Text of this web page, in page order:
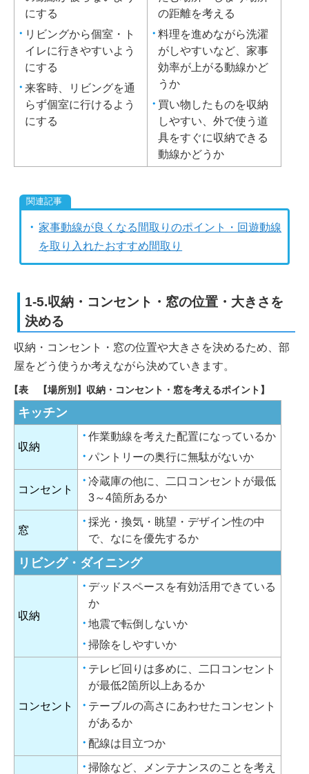
にする
リビングから個室・ト
イレに行きやすいよう
にする
来客時、リビングを通
らず個室に行けるよう
にする
の距離を考える
料理を進めながら洗濯
がしやすいなど、家事
効率が上がる動線かど
うか
買い物したものを収納
しやすい、外で使う道
具をすぐに収納できる
動線かどうか
家事動線が良くなる間取りのポイント・回遊動線
を取り入れたおすすめ間取り
1-5.収納・コンセント・窓の位置・大きさを
決める
収納・コンセント・窓の位置や大きさを決めるため、部
屋をどう使うか考えながら決めていきます。
【表 【場所別】収納・コンセント・窓を考えるポイント】
キッチン
収納
作業動線を考えた配置になっているか
パントリーの奥行に無駄がないか
コンセント
冷蔵庫の他に、二口コンセントが最低
3～4箇所あるか
窓
採光・換気・眺望・デザイン性の中
で、なにを優先するか
リビング・ダイニング
収納
デッドスペースを有効活用できている
か
地震で転倒しないか
掃除をしやすいか
コンセント
テレビ回りは多めに、二口コンセント
が最低2箇所以上あるか
テーブルの高さにあわせたコンセント
があるか
配線は目立つか
掃除など、メンテナンスのことを考え